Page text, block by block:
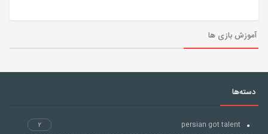
آموزش بازی ها
دسته‌ها
persian got talent
2